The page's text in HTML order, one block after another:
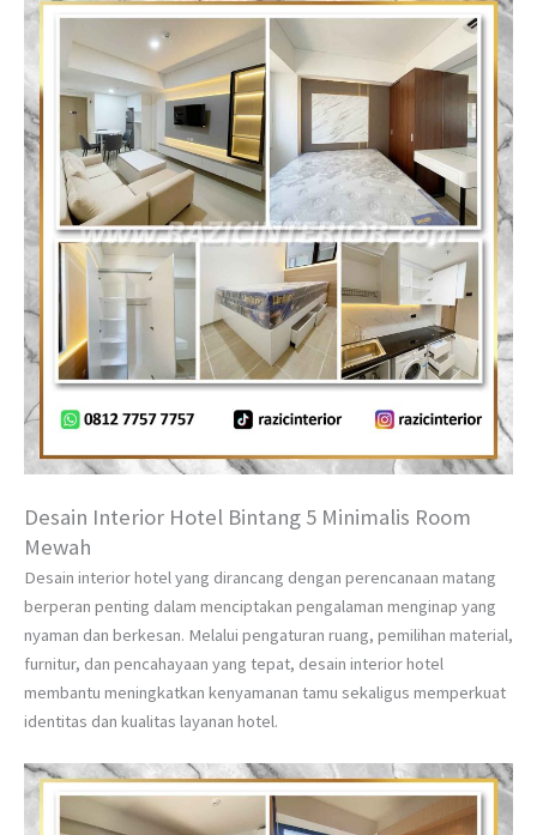
Desain Interior Hotel Bintang 5 Minimalis Room
Mewah
Desain interior hotel yang dirancang dengan perencanaan matang
berperan penting dalam menciptakan pengalaman menginap yang
nyaman dan berkesan. Melalui pengaturan ruang, pemilihan material,
furnitur, dan pencahayaan yang tepat, desain interior hotel
membantu meningkatkan kenyamanan tamu sekaligus memperkuat
identitas dan kualitas layanan hotel.